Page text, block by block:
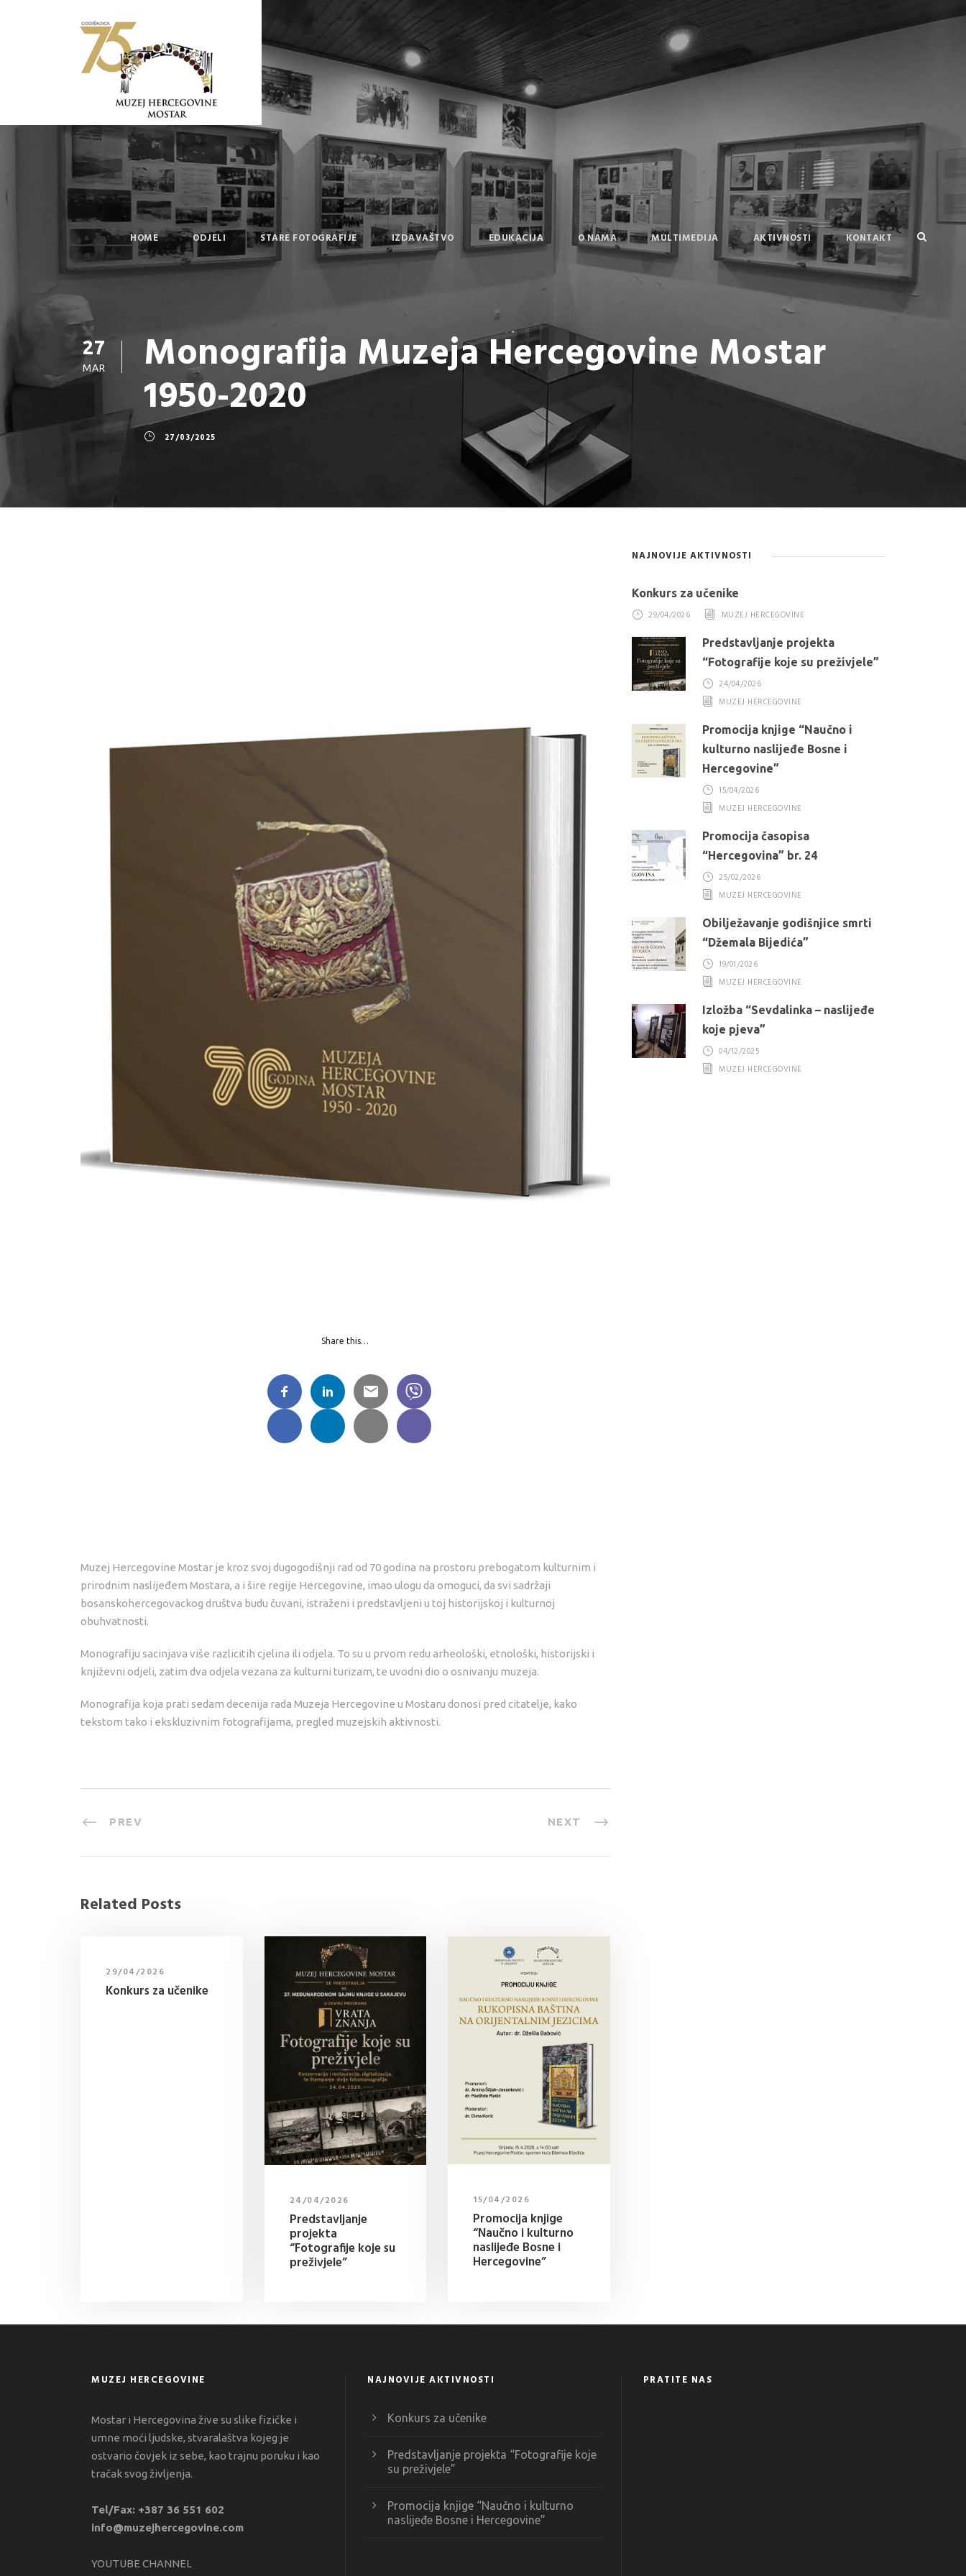
HOME ODJELI STARE FOTOGRAFIJE IZDAVAŠTVO EDUKACIJA O NAMA MULTIMEDIJA AKTIVNOSTI KONTAKT
27
MAR Monografija Muzeja Hercegovine Mostar
1950-2020
27/03/2025
Share this…
Muzej Hercegovine Mostar je kroz svoj dugogodišnji rad od 70 godina na prostoru prebogatom kulturnim i
prirodnim naslijeđem Mostara, a i šire regije Hercegovine, imao ulogu da omoguci, da svi sadržaji
bosanskohercegovackog društva budu čuvani, istraženi i predstavljeni u toj historijskoj i kulturnoj
obuhvatnosti.
Monografiju sacinjava više razlicitih cjelina ili odjela. To su u prvom redu arheološki, etnološki, historijski i
književni odjeli, zatim dva odjela vezana za kulturni turizam, te uvodni dio o osnivanju muzeja.
Monografija koja prati sedam decenija rada Muzeja Hercegovine u Mostaru donosi pred citatelje, kako
tekstom tako i ekskluzivnim fotografijama, pregled muzejskih aktivnosti.
PREV NEXT
Related Posts
29/04/2026
Konkurs za učenike
24/04/2026
Predstavljanje
projekta
“Fotografije koje su
preživjele”
15/04/2026
Promocija knjige
“Naučno i kulturno
naslijeđe Bosne i
Hercegovine”
NAJNOVIJE AKTIVNOSTI
Konkurs za učenike
29/04/2026
MUZEJ HERCEGOVINE
Predstavljanje projekta
“Fotografije koje su preživjele”
24/04/2026
MUZEJ HERCEGOVINE
Promocija knjige “Naučno i
kulturno naslijeđe Bosne i
Hercegovine”
15/04/2026
MUZEJ HERCEGOVINE
Promocija časopisa
“Hercegovina” br. 24
25/02/2026
MUZEJ HERCEGOVINE
Obilježavanje godišnjice smrti
“Džemala Bijedića”
19/01/2026
MUZEJ HERCEGOVINE
Izložba “Sevdalinka – naslijeđe
koje pjeva”
04/12/2025
MUZEJ HERCEGOVINE
MUZEJ HERCEGOVINE
Mostar i Hercegovina žive su slike fizičke i
umne moći ljudske, stvaralaštva kojeg je
ostvario čovjek iz sebe, kao trajnu poruku i kao
tračak svog življenja.
Tel/Fax: +387 36 551 602
info@muzejhercegovine.com
YOUTUBE CHANNEL
NAJNOVIJE AKTIVNOSTI
Konkurs za učenike
Predstavljanje projekta “Fotografije koje
su preživjele”
Promocija knjige “Naučno i kulturno
naslijeđe Bosne i Hercegovine”
PRATITE NAS